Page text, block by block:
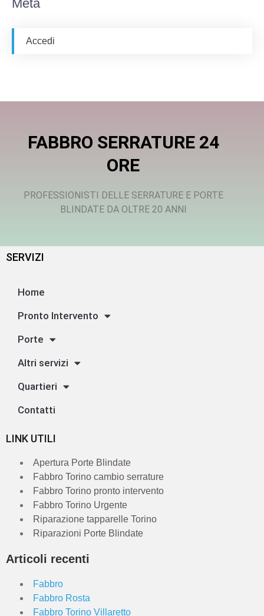
Meta
Accedi
FABBRO SERRATURE 24
ORE
PROFESSIONISTI DELLE SERRATURE E PORTE
BLINDATE DA OLTRE 20 ANNI
SERVIZI
Home
Pronto Intervento
Porte
Altri servizi
Quartieri
Contatti
LINK UTILI
Apertura Porte Blindate
Fabbro Torino cambio serrature
Fabbro Torino pronto intervento
Fabbro Torino Urgente
Riparazione tapparelle Torino
Riparazioni Porte Blindate
Articoli recenti
Fabbro
Fabbro Rosta
Fabbro Torino Villaretto